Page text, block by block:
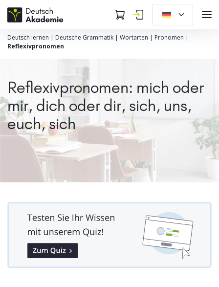
Deutsch lernen | Deutsche Grammatik | Wortarten | Pronomen |
Reflexivpronomen
Reflexivpronomen: mich oder
mir, dich oder dir, sich, uns,
euch, sich